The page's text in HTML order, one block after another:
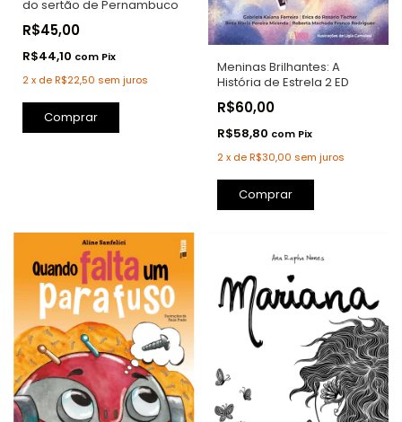
do sertão de Pernambuco
R$45,00
R$44,10 com Pix
2x deR$22,50 sem juros
Comprar
Meninas Brilhantes: A
História de Estrela 2 ED
R$60,00
R$58,80 com Pix
2 x deR$30,00 sem juros
Comprar